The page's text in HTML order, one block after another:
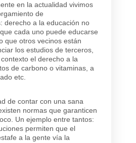
en la actualidad vivimos
de
derecho a la educación no
cada uno puede educarse
que otros vecinos están
los estudios de terceros,
el derecho a la
de carbono o vitaminas, a
etc.
de contar con una sana
normas que garanticen
Un ejemplo entre tantos:
permiten que el
a la gente vía la